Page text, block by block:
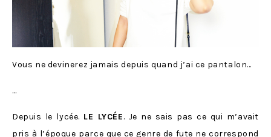
Vous ne devinerez jamais depuis quand j’ai ce pantalon…
…
Depuis le lycée. LE LYCÉE. Je ne sais pas ce qui m’avait
pris à l’époque parce que ce genre de fute ne correspond